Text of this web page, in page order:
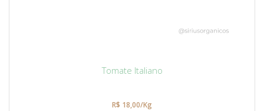
Tomate Italiano
R$ 18,00/Kg